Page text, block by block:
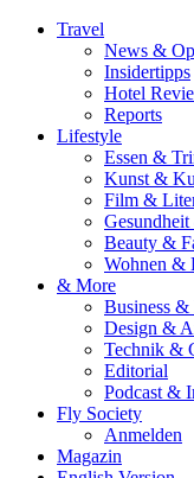
Travel
News &
Insidertipps
Hotel
Reports
Lifestyle
Essen &
Kunst &
Film &
Beauty &
Wohnen &
& More
Business &
Design &
Technik &
Editorial
Podcast &
Fly Society
Anmelden
Magazin